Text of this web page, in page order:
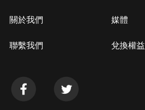
關於我們
聯繫我們
媒體
兌換權益